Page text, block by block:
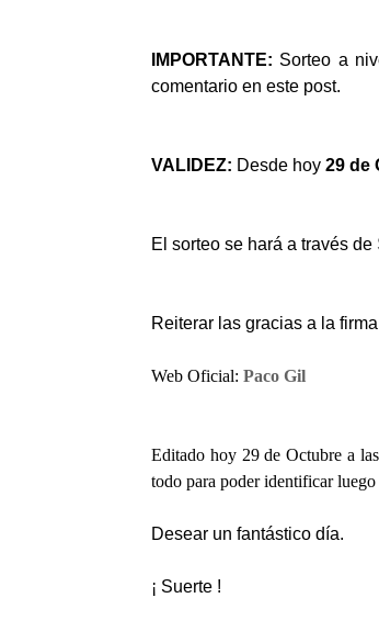
IMPORTANTE: Sorteo a
comentario en este post.
VALIDEZ: Desde hoy 29 de
El sorteo se hará a través de
Reiterar las gracias a la
Web Oficial: Paco Gil
Editado hoy 29 de Octubre a
todo para poder identificar
Desear un fantástico día.
¡ Suerte !